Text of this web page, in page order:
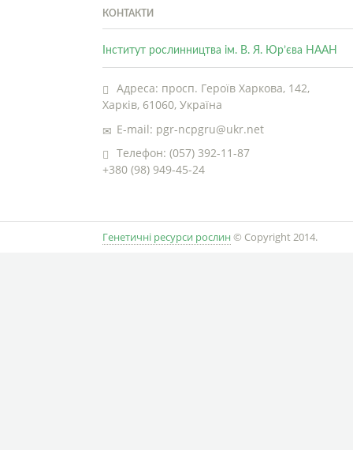
КОНТАКТИ
Інститут рослинництва ім. В. Я. Юр’єва НААН
Адреса: просп. Героїв Харкова, 142,
Харків, 61060, Україна
E-mail: pgr-ncpgru@ukr.net
Телефон: (057) 392-11-87
+380 (98) 949-45-24
Генетичні ресурси рослин © Copyright 2014.